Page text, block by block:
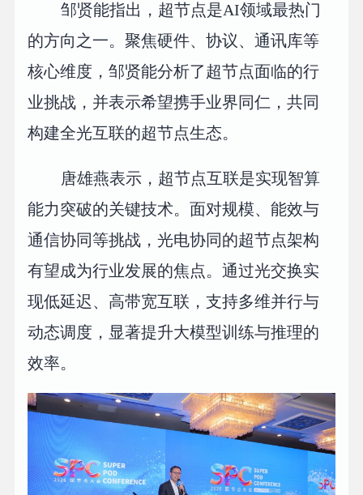
邹贤能指出，超节点是AI领域最热门
的方向之一。聚焦硬件、协议、通讯库等
核心维度，邹贤能分析了超节点面临的行
业挑战，并表示希望携手业界同仁，共同
构建全光互联的超节点生态。
唐雄燕表示，超节点互联是实现智算
能力突破的关键技术。面对规模、能效与
通信协同等挑战，光电协同的超节点架构
有望成为行业发展的焦点。通过光交换实
现低延迟、高带宽互联，支持多维并行与
动态调度，显著提升大模型训练与推理的
效率。